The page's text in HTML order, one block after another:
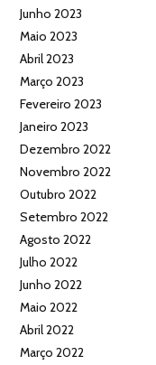
Junho 2023
Maio 2023
Abril 2023
Março 2023
Fevereiro 2023
Janeiro 2023
Dezembro 2022
Novembro 2022
Outubro 2022
Setembro 2022
Agosto 2022
Julho 2022
Junho 2022
Maio 2022
Abril 2022
Março 2022